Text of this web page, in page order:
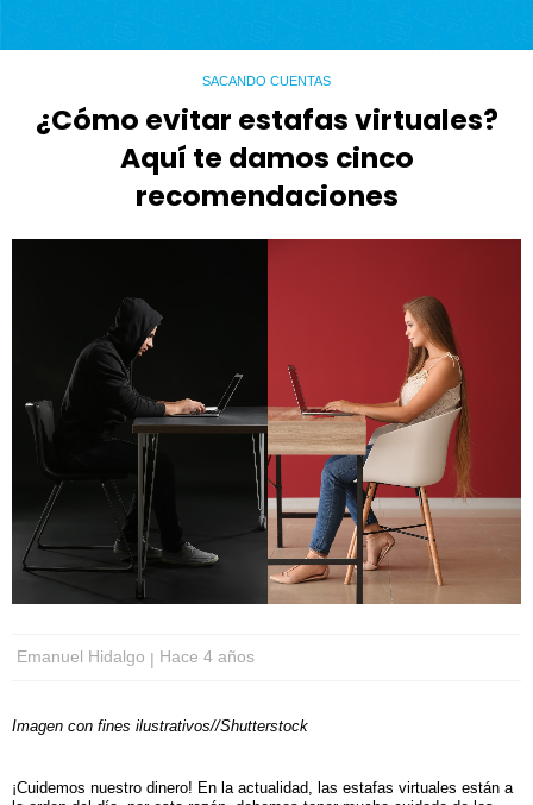
SACANDO CUENTAS
¿Cómo evitar estafas virtuales?
Aquí te damos cinco
recomendaciones
Emanuel Hidalgo Hace 4 años
Imagen con fines ilustrativos//Shutterstock
¡Cuidemos nuestro dinero! En la actualidad, las estafas virtuales están a